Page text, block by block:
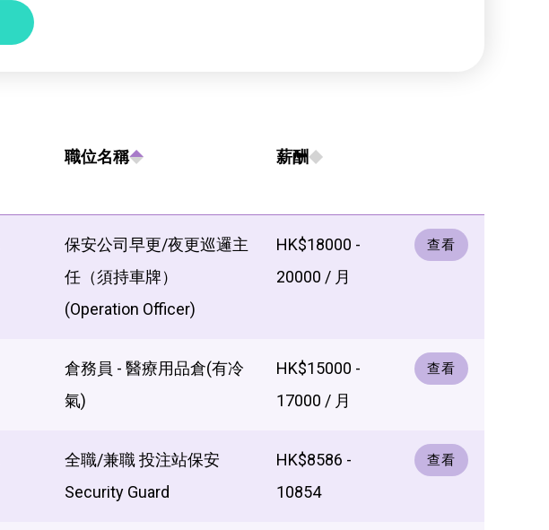
職位名稱 薪酬
保安公司早更/夜更巡邏主
任（須持車牌）
(Operation Officer)
HK$18000 -
20000 / 月
查看
倉務員 - 醫療用品倉(有冷
氣)
HK$15000 -
17000 / 月
查看
全職/兼職 投注站保安
Security Guard
HK$8586 -
10854
查看